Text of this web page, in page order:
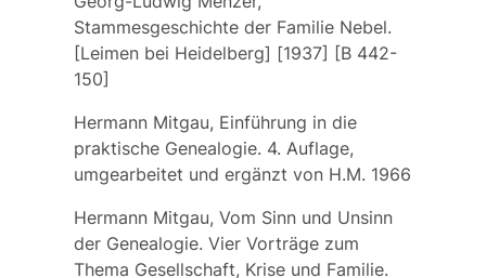
Stammesgeschichte der Familie Nebel.
[Leimen bei Heidelberg] [1937] [B 442-
150]
Hermann Mitgau, Einführung in die
praktische Genealogie. 4. Auflage,
umgearbeitet und ergänzt von H.M. 1966
Hermann Mitgau, Vom Sinn und Unsinn
der Genealogie. Vier Vorträge zum
Thema Gesellschaft, Krise und Familie.